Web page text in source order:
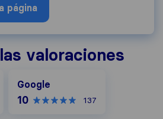
página
valoraciones
Google
10 137